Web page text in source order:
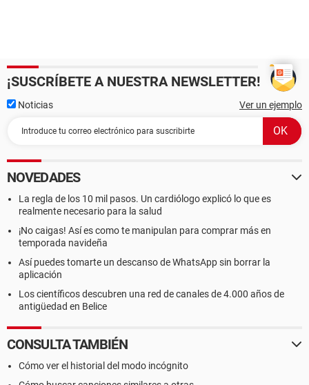
¡SUSCRÍBETE A NUESTRA NEWSLETTER!
Noticias Ver un ejemplo
NOVEDADES
La regla de los 10 mil pasos. Un cardiólogo explicó lo que es
realmente necesario para la salud
¡No caigas! Así es como te manipulan para comprar más en
temporada navideña
Así puedes tomarte un descanso de WhatsApp sin borrar la
aplicación
Los científicos descubren una red de canales de 4.000 años de
antigüedad en Belice
CONSULTA TAMBIÉN
Cómo ver el historial del modo incógnito